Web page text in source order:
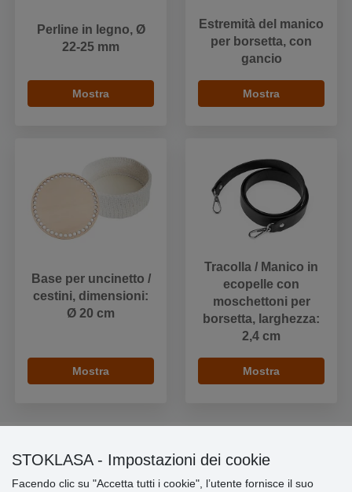
Perline in legno, Ø
22-25 mm
Mostra
Estremità del manico
per borsetta, con
gancio
Mostra
Base per uncinetto /
cestini, dimensioni:
Ø 20 cm
Mostra
Tracolla / Manico in
ecopelle con
moschettoni per
borsetta, larghezza:
2,4 cm
Mostra
STOKLASA - Impostazioni dei cookie
Facendo clic su "Accetta tutti i cookie", l’utente fornisce il suo